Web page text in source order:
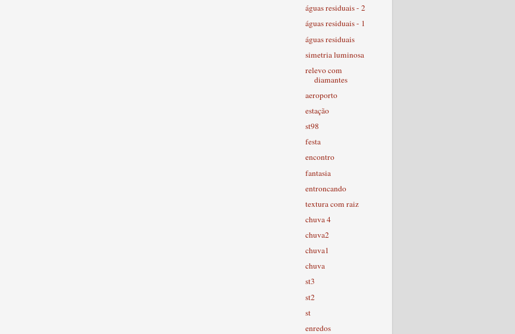
águas residuais - 2
águas residuais - 1
águas residuais
simetria luminosa
relevo com
diamantes
aeroporto
estação
st98
festa
encontro
fantasia
entroncando
textura com raiz
chuva 4
chuva2
chuva1
chuva
st3
st2
st
enredos